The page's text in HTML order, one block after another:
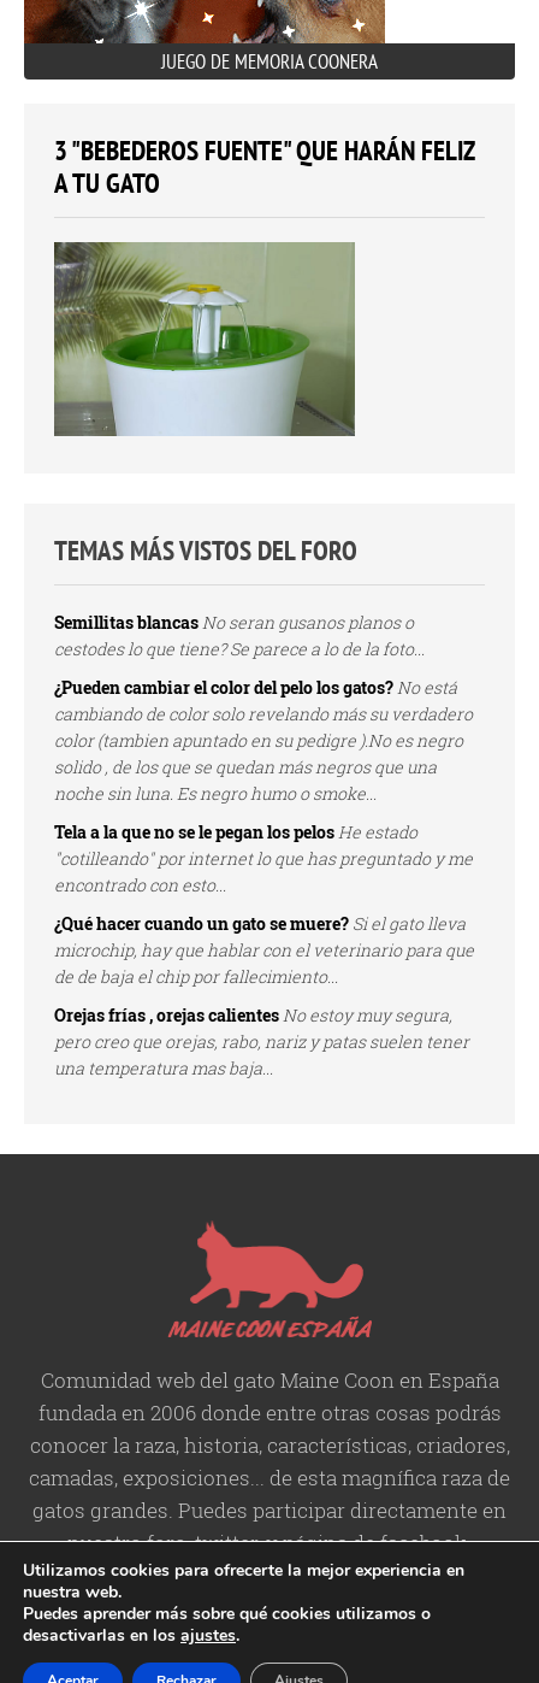
JUEGO DE MEMORIA COONERA
3 "BEBEDEROS FUENTE" QUE HARÁN FELIZ
A TU GATO
TEMAS MÁS VISTOS DEL FORO
Semillitas blancasNo seran gusanos planos o
cestodes lo que tiene? Se parece a lo de la foto...
¿Pueden cambiar el color del pelo los gatos?No está
cambiando de color solo revelando más su verdadero
color (tambien apuntado en su pedigre ).No es negro
solido , de los que se quedan más negros que una
noche sin luna. Es negro humo o smoke...
Tela a la que no se le pegan los pelosHe estado
"cotilleando" por internet lo que has preguntado y me
encontrado con esto...
¿Qué hacer cuando un gato se muere? Si el gato lleva
microchip, hay que hablar con el veterinario para que
de de baja el chip por fallecimiento...
Orejas frías , orejas calientesNo estoy muy segura,
pero creo que orejas, rabo, nariz y patas suelen tener
una temperatura mas baja...
Comunidad web del gato Maine Coon en España
fundada en 2006 donde entre otras cosas podrás
conocer la raza, historia,características, criadores,
camadas, exposiciones... de esta magnífica raza de
gatos grandes. Puedes participar directamente en
nuestro foro, twitter, y página de facebook.
Utilizamos cookies para ofrecerte la mejor experiencia en
nuestra web.
Puedes aprender más sobre qué cookies utilizamos o
desactivarlas en los ajustes.